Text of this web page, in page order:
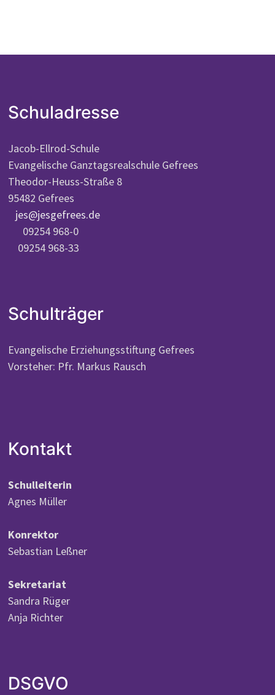
Schuladresse
Jacob-Ellrod-Schule
Evangelische Ganztagsrealschule Gefrees
Theodor-Heuss-Straße 8
95482 Gefrees
jes@jesgefrees.de
09254 968-0
09254 968-33
Schulträger
Evangelische Erziehungsstiftung Gefrees
Vorsteher: Pfr. Markus Rausch
Kontakt
Schulleiterin
Agnes Müller
Konrektor
Sebastian Leßner
Sekretariat
Sandra Rüger
Anja Richter
DSGVO